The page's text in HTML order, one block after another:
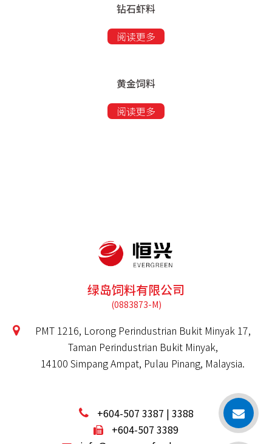
钻石虾料
阅读更多
黄金饲料
阅读更多
绿岛饲料有限公司
PMT 1216, Lorong Perindustrian Bukit Minyak 17,
Taman Perindustrian Bukit Minyak,
14100 Simpang Ampat, Pulau Pinang, Malaysia.
+604-507 3387 | 3388
+604-507 3389